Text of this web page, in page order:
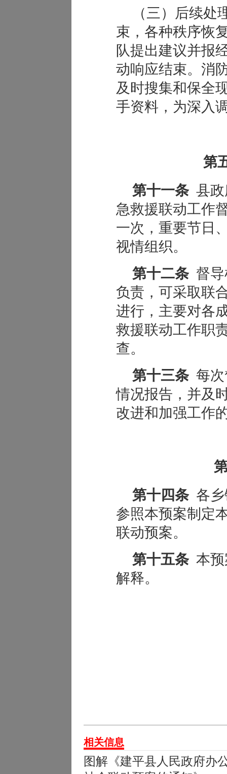
（三）后续处
束，各种秩序恢
队提出建议并报
动响应结束。消
及时搜集和保全
手资料，为深入
第
第十一条 县
急救援联动工作
一次，重要节日
视情组织。
第十二条 督
负责，可采取联
进行，主要对各
救援联动工作职
查。
第十三条 每
情况报告，并及
改进和加强工作
第十四条 各
参照本预案制定
联动预案。
第十五条 本
解释。
相关信息
图解《建平县人民政府办